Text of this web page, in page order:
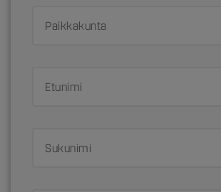
Paikkakunta
Etunimi
Sukunimi